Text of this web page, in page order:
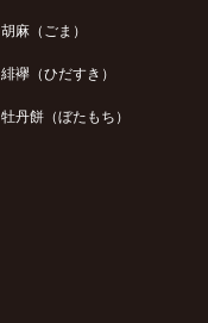
胡麻（ごま）
緋襷（ひだすき）
牡丹餅（ぼたもち）